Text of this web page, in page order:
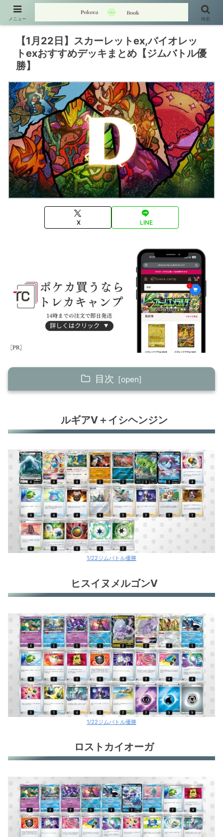
【1月22日】スカーレットex,バイオレッ
トexおすすめデッキまとめ【ジムバトル優
勝】
X LINE
目次
ヒスイヌメルゴンV
ミュウV
ミュウV
黒馬バドレックスV+サーナイトex
ハカドッグ＋サーナイトex
ロトムV
ルギアV＋デオキシス
ミュウV
ヒスイゾロアークV+サーナイトex
アヤシシV+ピッピ
ヒスイヌメルゴンV
ミライドンex
はくばバドレックスV
ルギアV+いちげきポケモン
ロストバレット
ロストバレット
ルギアV＋イシヘンジン
1/22ジムバトル優勝
ヒスイヌメルゴンV
1/22ジムバトル優勝
ロストカイオーガ
メニュー 検索